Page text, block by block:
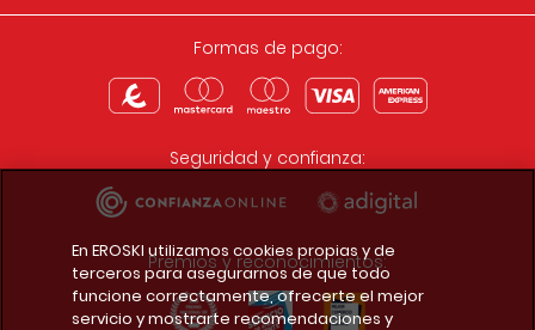
Formas de pago:
Seguridad y confianza:
Premios y reconocimientos:
En EROSKI utilizamos cookies propias y de
terceros para asegurarnos de que todo
funcione correctamente, ofrecerte el mejor
servicio y mostrarte recomendaciones y